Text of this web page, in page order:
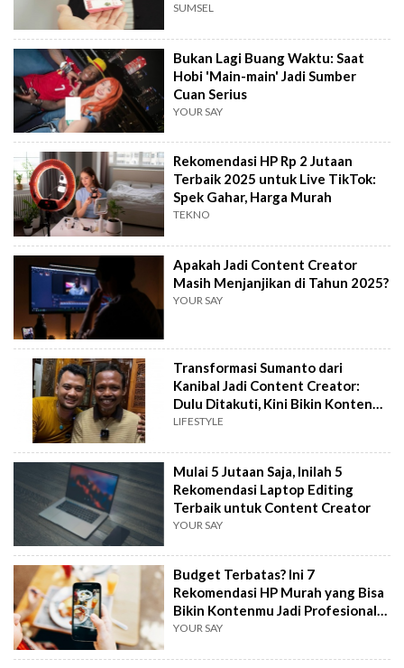
SUMSEL
Bukan Lagi Buang Waktu: Saat
Hobi 'Main-main' Jadi Sumber
Cuan Serius
YOUR SAY
Rekomendasi HP Rp 2 Jutaan
Terbaik 2025 untuk Live TikTok:
Spek Gahar, Harga Murah
TEKNO
Apakah Jadi Content Creator
Masih Menjanjikan di Tahun 2025?
YOUR SAY
Transformasi Sumanto dari
Kanibal Jadi Content Creator:
Dulu Ditakuti, Kini Bikin Konten
Mukbang
LIFESTYLE
Mulai 5 Jutaan Saja, Inilah 5
Rekomendasi Laptop Editing
Terbaik untuk Content Creator
YOUR SAY
Budget Terbatas? Ini 7
Rekomendasi HP Murah yang Bisa
Bikin Kontenmu Jadi Profesional
di 2025!
YOUR SAY